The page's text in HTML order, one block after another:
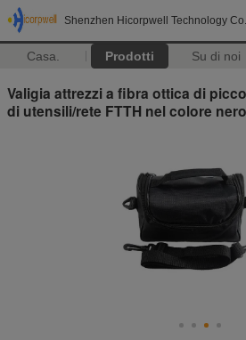
Shenzhen Hicorpwell Technology
Casa. Prodotti Su di noi
Valigia attrezzi a fibra ottica di
di utensili/rete FTTH nel colore nero